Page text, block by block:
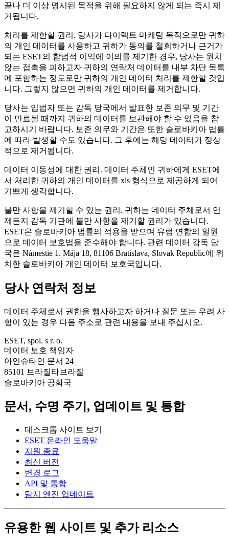
끝나 더 이상 명시된 목적을 위해 필요하지 않게 되는 즉시 제
거됩니다.
처리를 제한할 권리 . 당사가 다이렉트 마케팅 목적으로만 귀하
의 개인 데이터를 사용하고 귀하가 동의를 철회하거나 근거가
되는 ESET의 합법적 이익에 이의를 제기한 경우, 당사는 원치
않는 접촉을 피하고자 귀하의 연락처 데이터를 내부 차단 목록
에 포함하는 정도로만 귀하의 개인 데이터 처리를 제한할 것입
니다. 그렇지 않으면 귀하의 개인 데이터를 제거합니다.
당사는 입법자 또는 감독 당국에서 발표한 보존 의무 및 기간
이 만료될 때까지 귀하의 데이터를 보관해야 할 수 있음을 참
고하시기 바랍니다. 보존 의무와 기간은 또한 슬로바키아 법률
에 따라 발생할 수도 있습니다. 그 후에는 해당 데이터가 정상
적으로 제거됩니다.
데이터 이동성에 대한 권리. 데이터 주체인 귀하에게 ESET에
서 처리한 귀하의 개인 데이터를 xls 형식으로 제공하게 되어
기쁘게 생각합니다.
불만 사항을 제기할 수 있는 권리. 귀하는 데이터 주체로서 언
제든지 감독 기관에 불만 사항을 제기할 권리가 있습니다.
ESET은 슬로바키아 법률의 적용을 받으며 유럽 연합의 일원
으로 데이터 보호법을 준수해야 합니다. 관련 데이터 감독 당
국은 Námestie 1. Mája 18, 81106 Bratislava, Slovak Republic에 위
치한 슬로바키아 개인 데이터 보호국입니다.
당사 연락처 정보
데이터 주체로서 권한을 행사하고자 하거나 질문 또는 우려 사
항이 있는 경우 다음 주소로 관련 내용을 보내 주십시오.
ESET, spol. s r. o.
데이터 보호 책임자
아인슈타인 문서 24
85101 브라질타브라질
슬로바키아 공화국
문서, 수명 주기, 업데이트 및 통합
데스크톱 사이트 보기
ESET 온라인 도움말
지원 종료
최신 버전
변경 로그
API 및 통합
탐지 엔진 업데이트
유용한 웹 사이트 및 추가 리소스